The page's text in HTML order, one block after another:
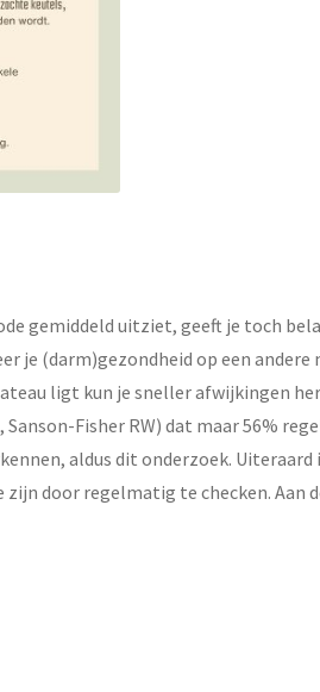
gemiddeld uitziet, geeft je toch
(darm)gezondheid op een andere
ligt kun je sneller afwijkingen
Sanson-Fisher RW) dat maar 56%
aldus dit onderzoek.
door regelmatig te checken. Aan